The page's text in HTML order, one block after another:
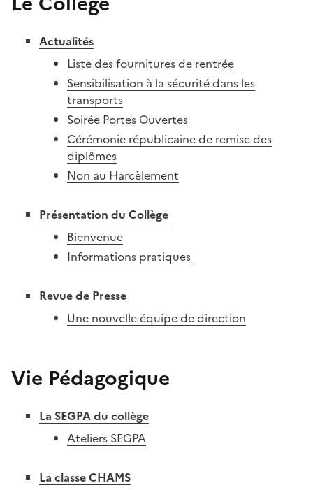
Actualités
Liste des fournitures de rentrée
Sensibilisation à la sécurité dans les
transports
Soirée Portes Ouvertes
Cérémonie républicaine de remise des
diplômes
Non au Harcèlement
Présentation du Collège
Bienvenue
Informations pratiques
Revue de Presse
Une nouvelle équipe de direction
Vie Pédagogique
La SEGPA du collège
Ateliers SEGPA
La classe CHAMS